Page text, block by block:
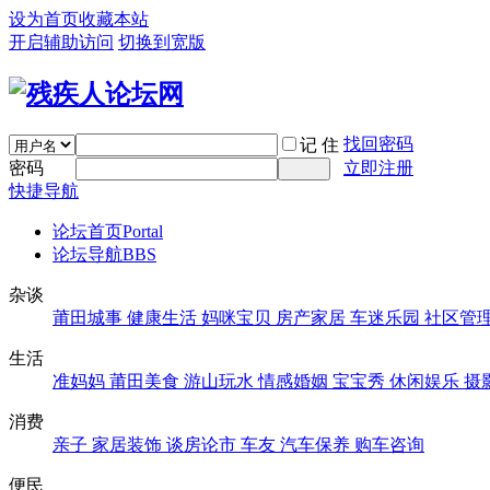
设为首页收藏本站
开启辅助访问 切换到宽版
记 住 找回密码
密码
立即注册
快捷导航
论坛首页Portal
论坛导航BBS
杂谈
莆田城事 健康生活 妈咪宝贝 房产家居 车迷乐园 社区管
生活
准妈妈 莆田美食 游山玩水 情感婚姻 宝宝秀 休闲娱乐 摄
消费
亲子 家居装饰 谈房论市 车友 汽车保养 购车咨询
便民